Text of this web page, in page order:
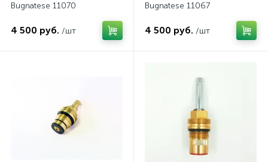
Bugnatese 11070
4 500 руб. /шт
Bugnatese 11067
4 500 руб. /шт